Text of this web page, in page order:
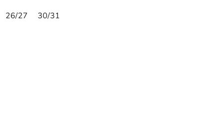
26/27 30/31